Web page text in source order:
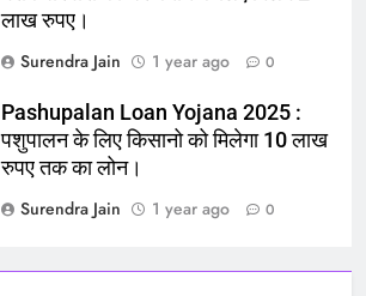
लाख रुपए।
Surendra Jain
1 year ago 0
Pashupalan Loan Yojana 2025 :
पशुपालन के लिए किसानो को मिलेगा 10 लाख
रुपए तक का लोन।
Surendra Jain
1 year ago 0